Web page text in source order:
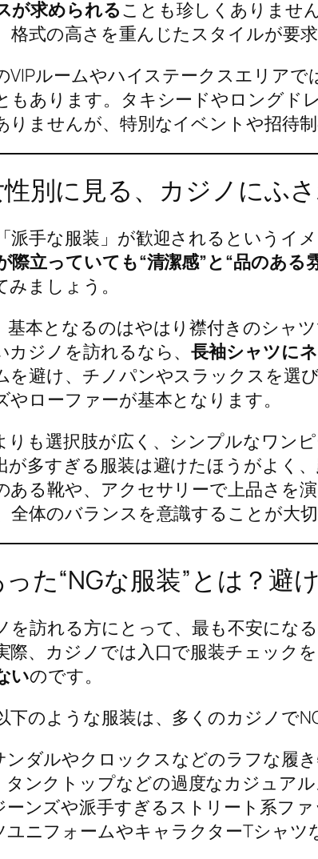
が求められることも珍しくありませ
格式の高さを重んじたスタイルが要求
VIPルームやハイステークスエリアで
もあります。タキシードやロングド
りませんが、特別なイベントや招待
別に見る、カジノにふ
派手な服装」が歓迎されるというイ
際立っていても“清潔感”と“品のある
ましょう。
基本となるのはやはり襟付きのシャ
カジノを訪れるなら、長袖シャツに
を避け、チノパンやスラックスを選
やローファーが基本となります。
りも選択肢が広く、シンプルなワン
が多すぎる服装は避けたほうがよく、
ある靴や、アクセサリーで上品さを
全体のバランスを意識することが大切
た“NGな服装”とは？避
を訪れる方にとって、最も不安にな
際、カジノでは入口で服装チェックを
いのです。
下のような服装は、多くのカジノで
ンダルやクロックスなどのラフな履
タンクトップなどの過度なカジュア
ーンズや派手すぎるストリート系フ
ユニフォームやキャラクターTシャツ